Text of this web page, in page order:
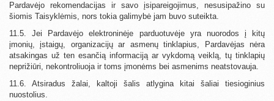
Pardavėjo rekomendacijas ir savo įsipareigojimus, nesusipažino su
šiomis Taisyklėmis, nors tokia galimybė jam buvo suteikta.
11.5. Jei Pardavėjo elektroninėje parduotuvėje yra nuorodos į kitų
įmonių, įstaigų, organizacijų ar asmenų tinklapius, Pardavėjas nėra
atsakingas už ten esančią informaciją ar vykdomą veiklą, tų tinklapių
neprižiūri, nekontroliuoja ir toms įmonėms bei asmenims neatstovauja.
11.6. Atsiradus žalai, kaltoji šalis atlygina kitai šaliai tiesioginius
nuostolius.